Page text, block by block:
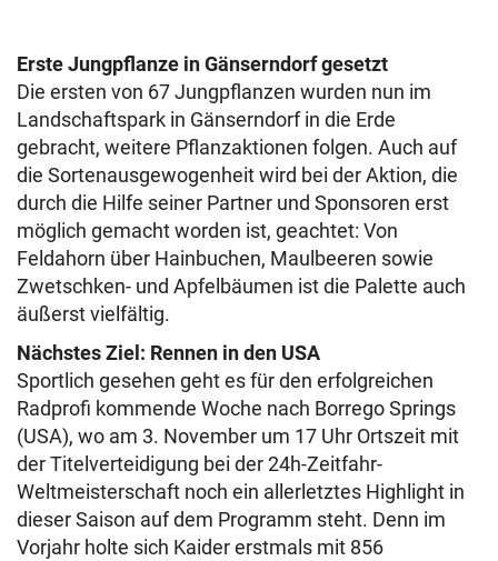
Erste Jungpflanze in Gänserndorf gesetzt
Die ersten von 67 Jungpflanzen wurden nun im
Landschaftspark in Gänserndorf in die Erde
gebracht, weitere Pflanzaktionen folgen. Auch auf
die Sortenausgewogenheit wird bei der Aktion, die
durch die Hilfe seiner Partner und Sponsoren erst
möglich gemacht worden ist, geachtet: Von
Feldahorn über Hainbuchen, Maulbeeren sowie
Zwetschken- und Apfelbäumen ist die Palette auch
äußerst vielfältig.
Nächstes Ziel: Rennen in den USA
Sportlich gesehen geht es für den erfolgreichen
Radprofi kommende Woche nach Borrego Springs
(USA), wo am 3. November um 17 Uhr Ortszeit mit
der Titelverteidigung bei der 24h-Zeitfahr-
Weltmeisterschaft noch ein allerletztes Highlight in
dieser Saison auf dem Programm steht. Denn im
Vorjahr holte sich Kaider erstmals mit 856